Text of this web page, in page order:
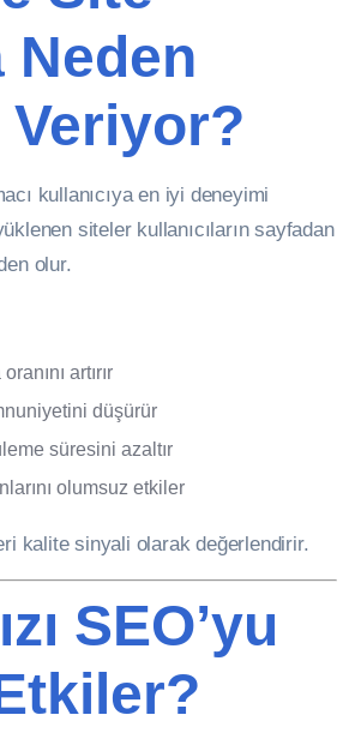
Neden
Veriyor?
kullanıcıya en iyi deneyimi
siteler kullanıcıların sayfadan
olur.
artırır
düşürür
süresini azaltır
olumsuz etkiler
kalite sinyali olarak değerlendirir.
SEO’yu